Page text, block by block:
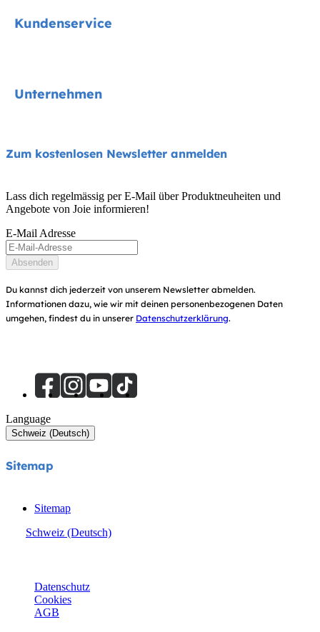
Hochstühle
Reise- und Beistellbetten
Babytragen
Kundenservice
Garantie
Benutzerhandbuch
Seitenübersicht
Unternehmen
Über uns
Auszeichnungen
Händlersuche
Produktregistrierung
Zum kostenlosen Newsletter anmelden
Lass dich regelmässig per E-Mail über Produktneuheiten und
Angebote von Joie informieren!
E-Mail Adresse
Absenden
Du kannst dich jederzeit von unserem Newsletter abmelden.
Informationen dazu, wie wir mit deinen personenbezogenen Daten
umgehen, findest du in unserer Datenschutzerklärung.
Language
Schweiz (Deutsch)
Sitemap
Sitemap
Schweiz (Deutsch)
Datenschutz
Cookies
AGB